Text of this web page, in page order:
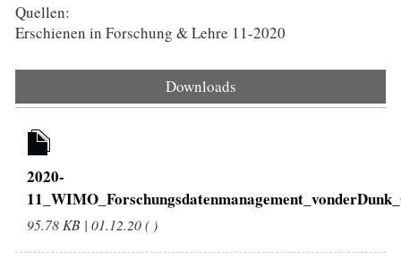
Quellen:
Erschienen in Forschung & Lehre 11-2020
Downloads
2020-
95.78 KB | 01.12.20 ( )